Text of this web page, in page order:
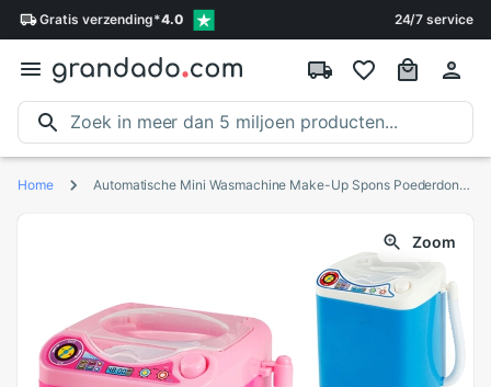
Gratis verzending*4.0 24/7 service
Home Automatische Mini Wasmachine Make-Up Spons Poederdons Reiniging Machine
Zoom